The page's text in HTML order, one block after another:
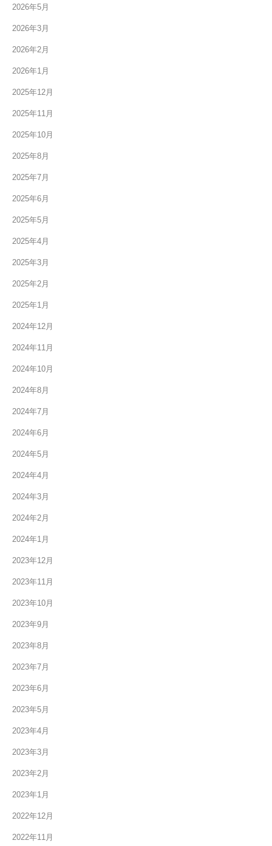
2026年5月
2026年3月
2026年2月
2026年1月
2025年12月
2025年11月
2025年10月
2025年8月
2025年7月
2025年6月
2025年5月
2025年4月
2025年3月
2025年2月
2025年1月
2024年12月
2024年11月
2024年10月
2024年8月
2024年7月
2024年6月
2024年5月
2024年4月
2024年3月
2024年2月
2024年1月
2023年12月
2023年11月
2023年10月
2023年9月
2023年8月
2023年7月
2023年6月
2023年5月
2023年4月
2023年3月
2023年2月
2023年1月
2022年12月
2022年11月